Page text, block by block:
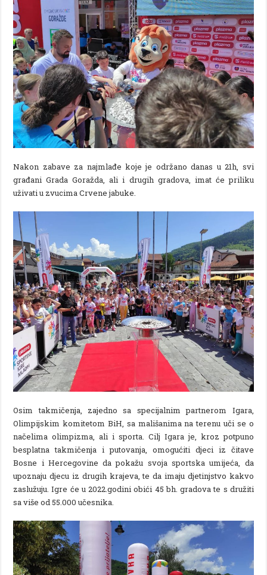
Nakon zabave za najmlađe koje je održano danas u 21h, svi
građani Grada Goražda, ali i drugih gradova, imat će priliku
uživati u zvucima Crvene jabuke.
Osim takmičenja, zajedno sa specijalnim partnerom Igara,
Olimpijskim komitetom BiH, sa mališanima na terenu uči se o
načelima olimpizma, ali i sporta. Cilj Igara je, kroz potpuno
besplatna takmičenja i putovanja, omogućiti djeci iz čitave
Bosne i Hercegovine da pokažu svoja sportska umijeća, da
upoznaju djecu iz drugih krajeva, te da imaju djetinjstvo kakvo
zaslužuju. Igre će u 2022.godini obići 45 bh. gradova te s družiti
sa više od 55.000 učesnika.